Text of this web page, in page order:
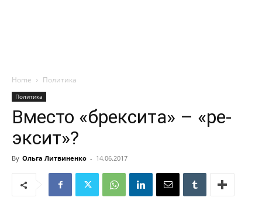
Home Политика
Политика
Вместо «брексита» – «ре-
эксит»?
By Ольга Литвиненко - 14.06.2017